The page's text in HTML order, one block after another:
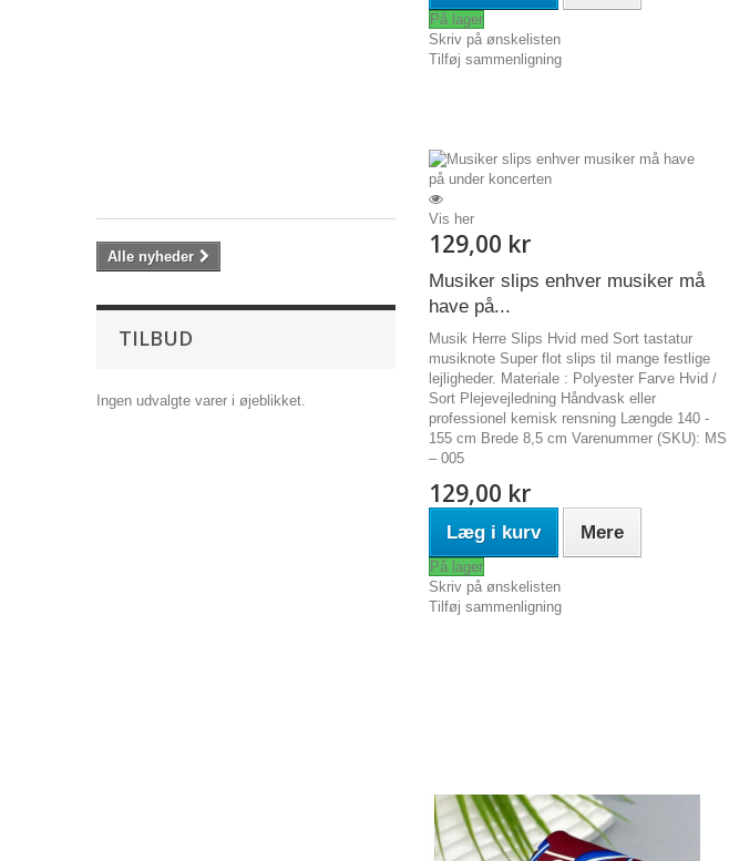
Sexede
strenge...
99,95 kr
Alle nyheder
TILBUD
Ingen udvalgte varer i øjeblikket.
På lager
Skriv på ønskelisten
Tilføj sammenligning
Vis her
129,00 kr
Musiker slips enhver musiker må
have på...
Musik Herre Slips Hvid med Sort tastatur
musiknote Super flot slips til mange festlige
lejligheder. Materiale : Polyester Farve Hvid /
Sort Plejevejledning Håndvask eller
professionel kemisk rensning Længde 140 -
155 cm Brede 8,5 cm Varenummer (SKU): MS
– 005
129,00 kr
Læg i kurv Mere
På lager
Skriv på ønskelisten
Tilføj sammenligning